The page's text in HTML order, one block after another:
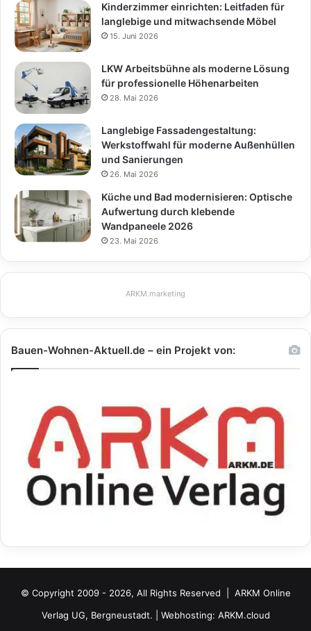
Kinderzimmer einrichten: Leitfaden für
langlebige und mitwachsende Möbel
15. Juni 2026
LKW Arbeitsbühne als moderne Lösung
für professionelle Höhenarbeiten
28. Mai 2026
Langlebige Fassadengestaltung:
Werkstoffwahl für moderne Außenhüllen
und Sanierungen
26. Mai 2026
Küche und Bad modernisieren: Optische
Aufwertung durch klebende
Wandpaneele 2026
23. Mai 2026
ARKM.marketing
Bauen-Wohnen-Aktuell.de – ein Projekt von:
© Copyright 2009 - 2026, All Rights Reserved | ARKM Online
Verlag UG, Bergneustadt. | Webhosting: ARKM.cloud